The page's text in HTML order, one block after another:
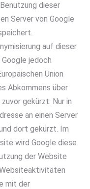
dieser
Server von Google
auf dieser
jedoch
Union
Abkommens über
gekürzt. Nur in
an einen Server
dort gekürzt. Im
wird Google diese
der Website
mit der